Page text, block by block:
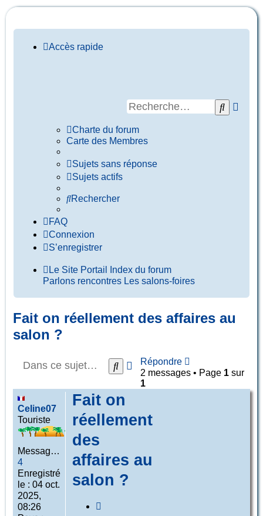
Accès rapide
Charte du forum
Carte des Membres
Sujets sans réponse
Sujets actifs
Rechercher
FAQ
Connexion
S’enregistrer
Le Site Portail
Index du forum
Parlons rencontres Les salons-foires
Fait on réellement des affaires au
salon ?
Répondre
Rechercher
Recherche
avancée
2 messages • Page 1 sur
1
Celine07
Touriste
Messages :
4
Enregistré
le : 04 oct.
2025,
08:26
Fait on
réellement
des
affaires au
salon ?